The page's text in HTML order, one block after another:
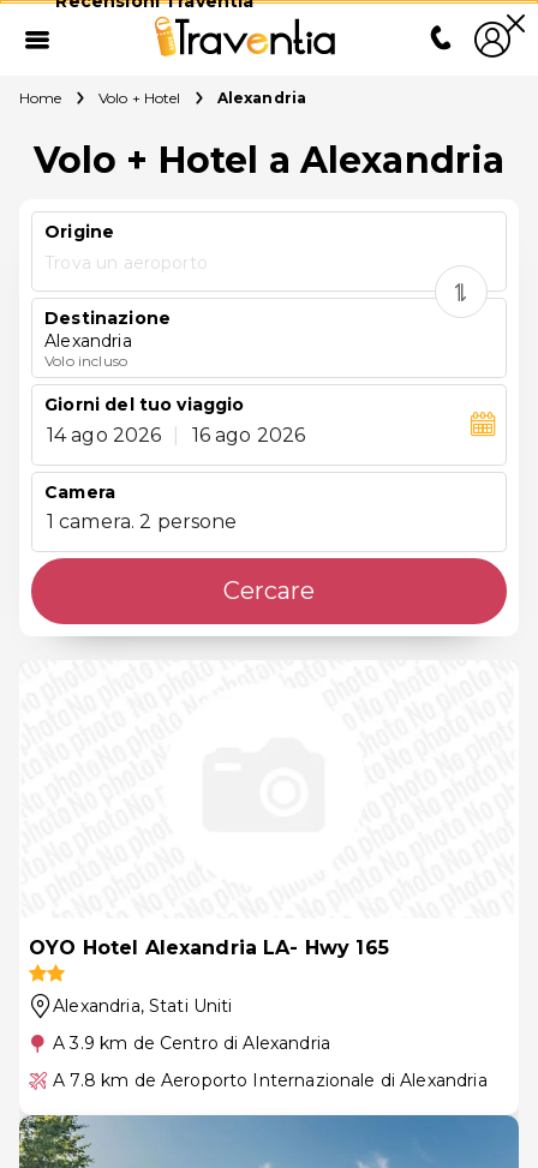
Home Volo + Hotel Alexandria
Volo + Hotel a Alexandria
Origine
Trova un aeroporto
Destinazione
Alexandria
Volo incluso
Giorni del tuo viaggio
14 ago 2026 16 ago 2026
Camera
1 camera. 2 persone
Cercare
OYO Hotel Alexandria LA- Hwy 165
Alexandria, Stati Uniti
A 3.9 km de Centro di Alexandria
A 7.8 km de Aeroporto Internazionale di Alexandria